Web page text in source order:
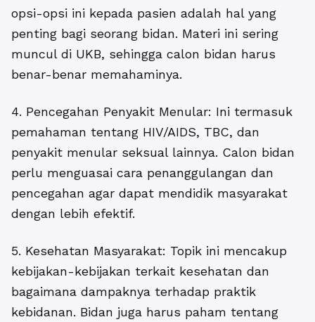
opsi-opsi ini kepada pasien adalah hal yang
penting bagi seorang bidan. Materi ini sering
muncul di UKB, sehingga calon bidan harus
benar-benar memahaminya.
4. Pencegahan Penyakit Menular: Ini termasuk
pemahaman tentang HIV/AIDS, TBC, dan
penyakit menular seksual lainnya. Calon bidan
perlu menguasai cara penanggulangan dan
pencegahan agar dapat mendidik masyarakat
dengan lebih efektif.
5. Kesehatan Masyarakat: Topik ini mencakup
kebijakan-kebijakan terkait kesehatan dan
bagaimana dampaknya terhadap praktik
kebidanan. Bidan juga harus paham tentang